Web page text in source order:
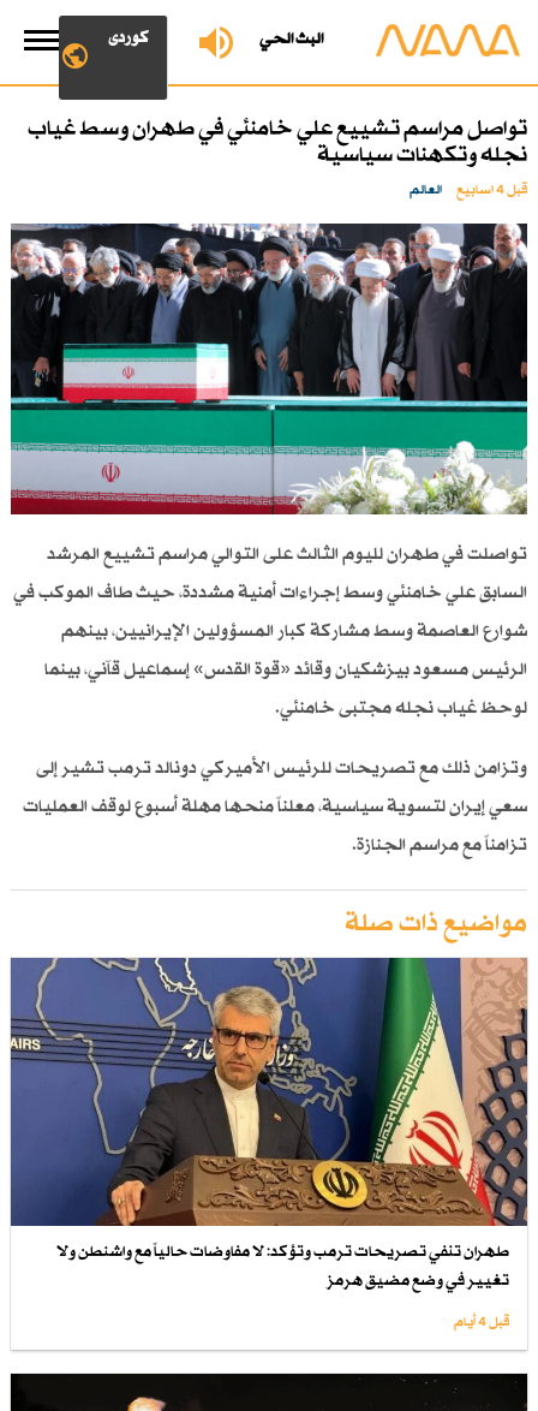
البث الحي کوردی
تواصل مراسم تشييع علي خامنئي في طهران وسط غياب
نجله وتكهنات سياسية
قبل 4 اسابیع العالم
تواصلت في طهران لليوم الثالث على التوالي مراسم تشييع المرشد
السابق علي خامنئي وسط إجراءات أمنية مشددة، حيث طاف الموكب في
شوارع العاصمة وسط مشاركة كبار المسؤولين الإيرانيين، بينهم
الرئيس مسعود بيزشكيان وقائد «قوة القدس» إسماعيل قآني، بينما
لوحظ غياب نجله مجتبى خامنئي.
وتزامن ذلك مع تصريحات للرئيس الأميركي دونالد ترمب تشير إلى
سعي إيران لتسوية سياسية، معلناً منحها مهلة أسبوع لوقف العمليات
تزامناً مع مراسم الجنازة.
مواضيع ذات صلة
طهران تنفي تصريحات ترمب وتؤكد: لا مفاوضات حالياً مع واشنطن ولا
تغيير في وضع مضيق هرمز
قبل 4 أيام